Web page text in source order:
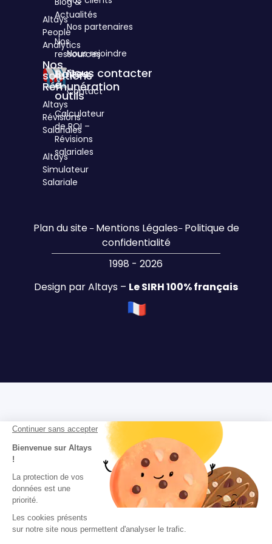
Continuer sans accepter
Bienvenue sur Altays
!
La protection de vos
données est une
priorité.
Les cookies présents
sur notre site nous permettent d'analyser le trafic.
3
cités
d'Hauteville
75010
Paris
Altays
People
Analytics
Nos
solutions
Rémunération
Altays
Révisions
Salariales
Altays
Simulateur
Salariale
Actualités
Nos
ressources
Boîtes
à
outils
Calculateur
de ROI –
Révisions
salariales
Nos partenaires
Nous rejoindre
Nous contacter
Contact
Plan du site– Mentions Légales– Politique de
confidentialité
1998 - 2026
Design par Altays – Le SIRH 100% français